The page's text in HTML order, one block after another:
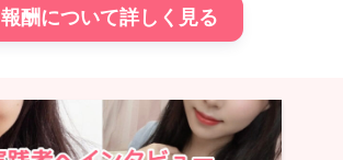
報酬について詳しく見る